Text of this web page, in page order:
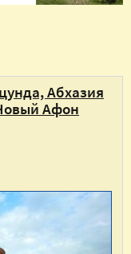
Абхазия
Афон